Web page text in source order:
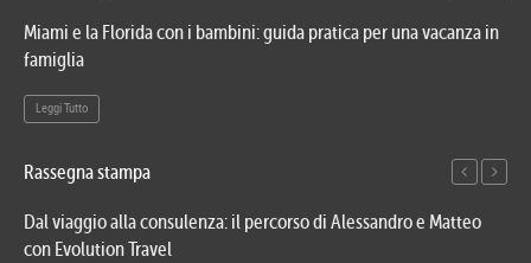
Miami e la Florida con i bambini: guida pratica per una vacanza in
famiglia
Leggi Tutto
Rassegna stampa
Dal viaggio alla consulenza: il percorso di Alessandro e Matteo
con Evolution Travel